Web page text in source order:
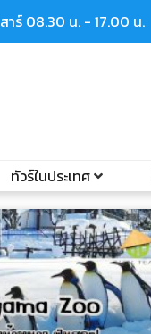
าร์ 08.30 น. - 17.00 น.
ทัวร์ในประเทศ